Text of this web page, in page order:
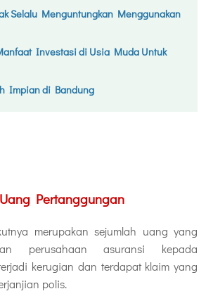
Selalu Menguntungkan Menggunakan
Investasi di Usia Muda Untuk
Impian di Bandung
Uang Pertanggungan
merupakan sejumlah uang yang
perusahaan asuransi kepada
kerugian dan terdapat klaim yang
polis.